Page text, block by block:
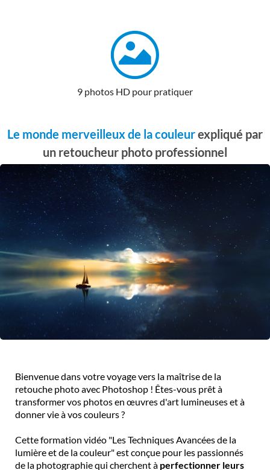
9 photos HD pour pratiquer
Le monde merveilleux de la couleurexpliqué par
un retoucheur photo professionnel
Bienvenue dans votre voyage vers la maîtrise de la
retouche photo avec Photoshop ! Êtes-vous prêt à
transformer vos photos en œuvres d'art lumineuses et à
donner vie à vos couleurs ?
Cette formation vidéo "Les Techniques Avancées de la
lumière et de la couleur" est conçue pour les passionnés
de la photographie qui cherchent à perfectionner leurs